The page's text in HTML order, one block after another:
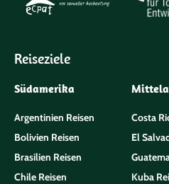
Reiseziele
Südamerika
Argentinien Reisen
Bolivien Reisen
Brasilien Reisen
Chile Reisen
Costa
El
Kuba